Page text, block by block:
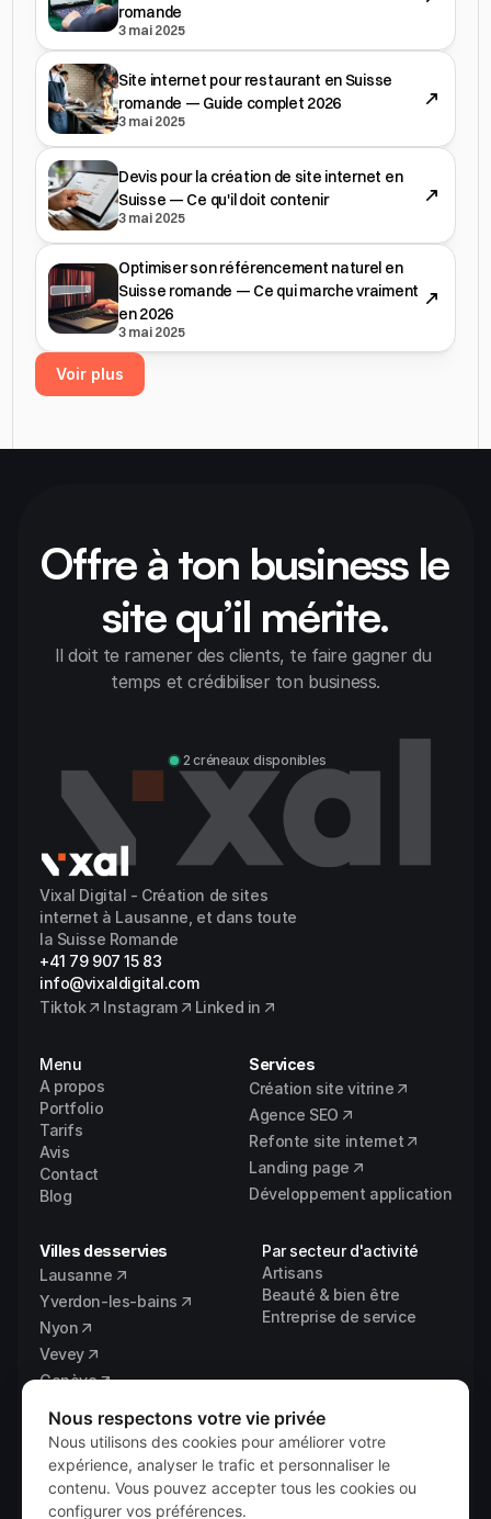
romande
3 mai 2025
Site internet pour restaurant en Suisse
romande — Guide complet 2026
3 mai 2025
Devis pour la création de site internet en
Suisse — Ce qu'il doit contenir
3 mai 2025
Optimiser son référencement naturel en
Suisse romande — Ce qui marche vraiment
en 2026
3 mai 2025
Voir plus
Offre à ton business le
site qu’il mérite.
Il doit te ramener des clients, te faire gagner du
temps et crédibiliser ton business.
Discuter avec Alexandre
2 créneaux disponibles
Vixal Digital - Création de sites
internet à Lausanne, et dans toute
la Suisse Romande
+41 79 907 15 83
info@vixaldigital.com
Tiktok
Instagram Linked in
Menu
A propos
Portfolio
Tarifs
Avis
Contact
Blog
Par secteur d'activité
Artisans
Beauté & bien être
Entreprise de service
Villes desservies
Yverdon-les-bains
Nyon
Vevey
Lausanne
Genève
Vaud
Services
Refonte site internet
Landing page
Agence SEO
Création site vitrine
Développement application
Nous respectons votre vie privée
Nous utilisons des cookies pour améliorer votre
expérience, analyser le trafic et personnaliser le
contenu. Vous pouvez accepter tous les cookies ou
configurer vos préférences.